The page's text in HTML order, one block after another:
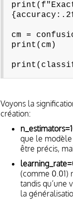
cm =
print(cm)
Voyons la
création:
que le
être précis,
(comme 0.01)
tandis qu’une
la